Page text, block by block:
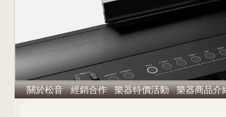
關於松音 經銷合作 樂器特價活動 樂器商品介